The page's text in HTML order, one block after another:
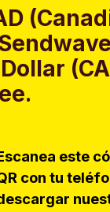
este
con tu